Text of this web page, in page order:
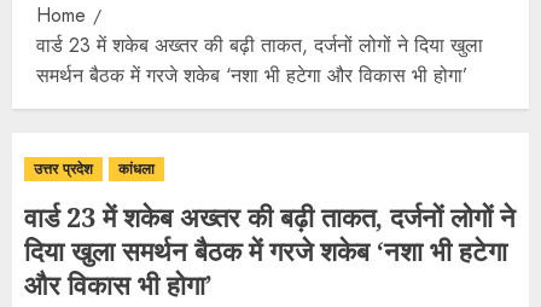
Home
वार्ड 23 में शकेब अख्तर की बढ़ी ताकत, दर्जनों लोगों ने दिया खुला
समर्थन बैठक में गरजे शकेब ‘नशा भी हटेगा और विकास भी होगा’
उत्तर प्रदेश कांधला
वार्ड 23 में शकेब अख्तर की बढ़ी ताकत, दर्जनों लोगों ने
दिया खुला समर्थन बैठक में गरजे शकेब ‘नशा भी हटेगा
और विकास भी होगा’